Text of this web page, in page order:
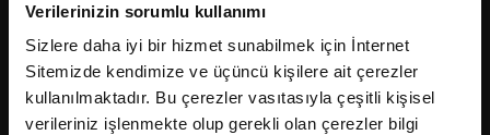
Verilerinizin sorumlu kullanımı
Sizlere daha iyi bir hizmet sunabilmek için İnternet
Sitemizde kendimize ve üçüncü kişilere ait çerezler
kullanılmaktadır. Bu çerezler vasıtasıyla çeşitli kişisel
verileriniz işlenmekte olup gerekli olan çerezler bilgi
2026Fikriyat. Tüm hakları saklıdır.